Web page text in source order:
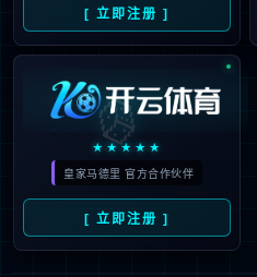
肿瘤学研究 代谢与心
神经退行性疾病研究 罕见病与